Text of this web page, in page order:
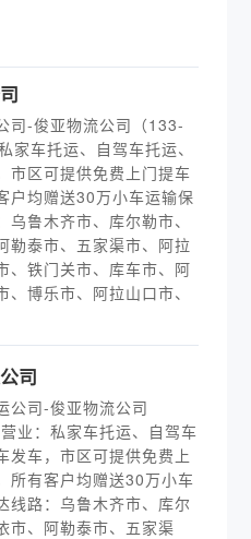
-俊亚物流公司（133-
车托运、自驾车托运、
市区可提供免费上门提车
户均赠送30万小车运输保
鲁木齐市、库尔勒市、
勒泰市、五家渠市、阿拉
、铁门关市、库车市、阿
博乐市、阿拉山口市、
司
司-俊亚物流公司
业：私家车托运、自驾车
发车，市区可提供免费上
所有客户均赠送30万小车
线路：乌鲁木齐市、库尔
市、阿勒泰市、五家渠